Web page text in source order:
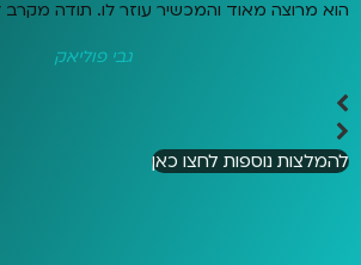
הוא מרוצה מאוד והמכשיר עוזר לו. תודה מקרב
גבי פוליאק
להמלצות נוספות לחצו כאן